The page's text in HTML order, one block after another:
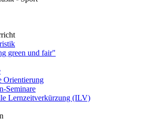
green und fair"
Orientierung
Seminare
Lernzeitverkürzung (ILV)